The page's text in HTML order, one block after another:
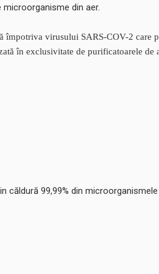
din aer.
împotriva virusului SARS-COV-2 care
în exclusivitate de purificatoarele de
căldură 99,99% din